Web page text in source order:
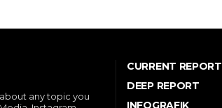
any topic you
CURRENT REPORT
DEEP REPORT
INFOGRAFIK